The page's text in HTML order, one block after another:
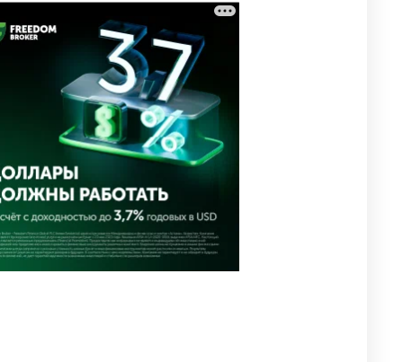
3
🗣 Мужчина сказал тост на
свадьбе и заработал
уголовное дело
3076 11 88
🐏 Скота больше, а мясо
дороже. Почему в
Казахстане продолжают
расти цены на баранину и
конину
2786 5 18
5
🏠 Оправданному пастуху из